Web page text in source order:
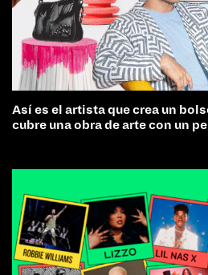
Así es el artista que crea un
cubre una obra de arte con un